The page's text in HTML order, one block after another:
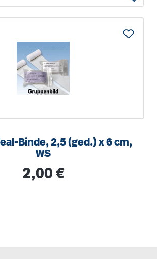
Binde, 2,5 (ged.) x 6 cm,
WS
Regulärer Preis:
2,00 €